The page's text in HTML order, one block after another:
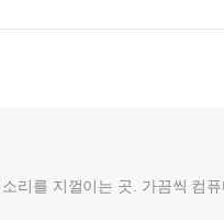
리를 지껄이는 곳. 가끔씩 컴